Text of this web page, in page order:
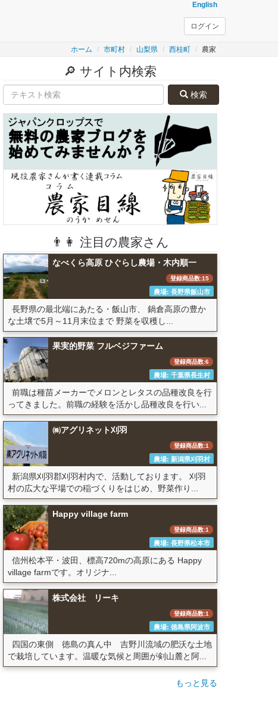
English
ログイン
ホーム 市町村 山梨県 西桂町 農家
🔎 サイト内検索
検索
👨👩 注目の農家さん
なべくら高原 ひぐらし農場・木内順一
登録商品数:15
農場: 長野県飯山市
長野県の最北端にあたる・飯山市、 鍋倉高原の豊か
な土壌で5月～11月末位まで 野菜を収穫し...
果実的野菜 フルベジファーム
登録商品数:6
農場: 千葉県長生村
前職は種苗メーカーでメロンとレタスの品種改良を行
ってきました。前職の経験を活かし品種改良を行い...
㈱アグリネット刈羽
登録商品数:1
農場: 新潟県刈羽村
新潟県刈羽郡刈羽村内で、活動しております。 刈羽
村の広大な平場での稲づくりをはじめ、野菜作り...
Happy village farm
登録商品数:1
農場: 長野県松本市
信州松本平・波田、標高720mの高原にある Happy
village farmです。オリジナ...
株式会社 リーキ
登録商品数:1
農場: 徳島県阿波市
四国の東側 徳島の真ん中 吉野川流域の肥沃な土地
で栽培しています。温暖な気候と周囲が剣山麓と阿...
もっと見る